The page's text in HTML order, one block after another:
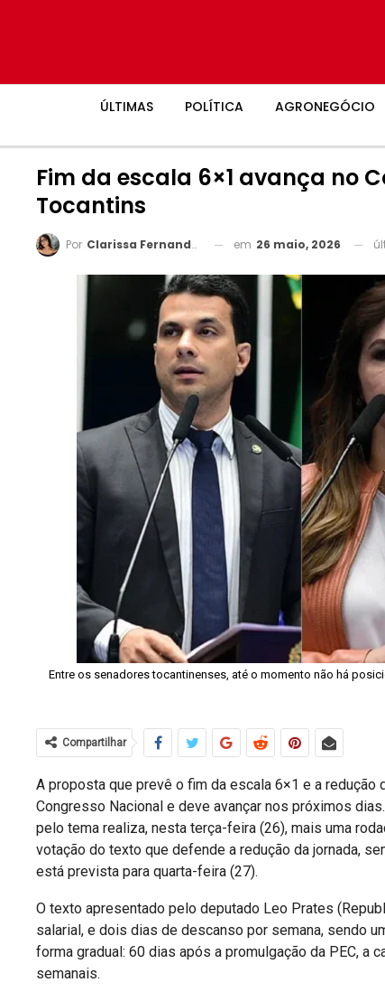
ÚLTIMAS POLÍTICA AGRONEGÓCIO
Fim da escala 6×1 avança no
Tocantins
Por Clarissa Fernandes em 26 maio, 2026
Entre os senadores tocantinenses, até o momento não há
Compartilhar
A proposta que prevê o fim da escala 6×1 e a redução
Congresso Nacional e deve avançar nos próximos
pelo tema realiza, nesta terça-feira (26), mais uma
votação do texto que defende a redução da jornada,
está prevista para quarta-feira (27).
O texto apresentado pelo deputado Leo Prates
salarial, e dois dias de descanso por semana, sendo
forma gradual: 60 dias após a promulgação da PEC, a
semanais.